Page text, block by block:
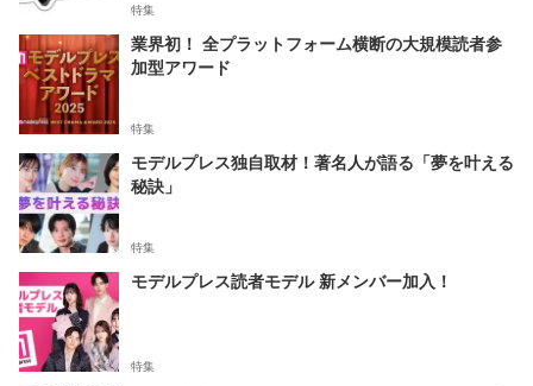
特集
業界初！ 全プラットフォーム横断の大規模読者参
加型アワード
特集
モデルプレス独自取材！著名人が語る「夢を叶える
秘訣」
特集
モデルプレス読者モデル 新メンバー加入！
特集